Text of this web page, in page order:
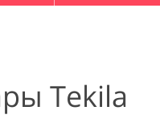
Tekila